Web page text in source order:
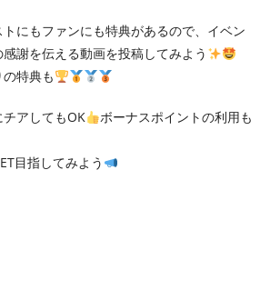
にもファンにも特典があるので、イベン
謝を伝える動画を投稿してみよう
特典も
アしてもOK
ボーナスポイントの利用も
目指してみよう